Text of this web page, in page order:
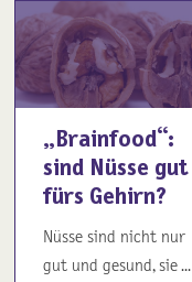
„Brainfood“:
sind Nüsse gut
fürs Gehirn?
Nüsse sind nicht nur
gut und gesund, sie ...